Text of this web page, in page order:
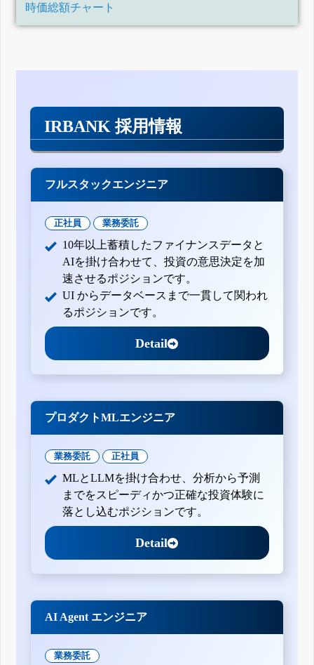
時価総額チャート
IRBANK 採用情報
フルスタックエンジニア
正社員 業務委託
10年以上蓄積したファイナンスデータと
AIを掛け合わせて、投資の意思決定を加
速させるポジションです。
UI からデータベースまで一貫して関われ
るポジションです。
Detail
プロダクトMLエンジニア
業務委託 正社員
MLとLLMを掛け合わせ、分析から予測
までをスピーディかつ正確な投資体験に
落とし込むポジションです。
Detail
AI Agent エンジニア
業務委託